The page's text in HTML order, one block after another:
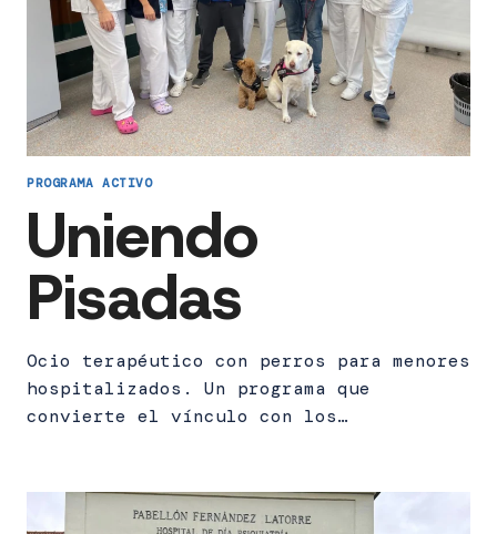
PROGRAMA ACTIVO
Uniendo
Pisadas
Ocio terapéutico con perros para menores
hospitalizados. Un programa que
convierte el vínculo con los…